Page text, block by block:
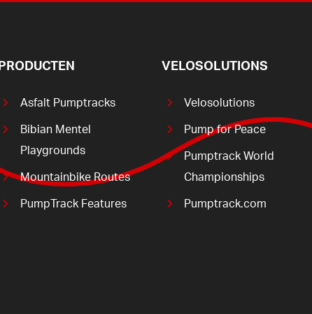
PRODUCTEN
Asfalt Pumptracks
Bibian Mentel
Playgrounds
Mountainbike Routes
PumpTrack Features
VELOSOLUTIONS
Velosolutions
Pump for Peace
Pumptrack World
Championships
Pumptrack.com